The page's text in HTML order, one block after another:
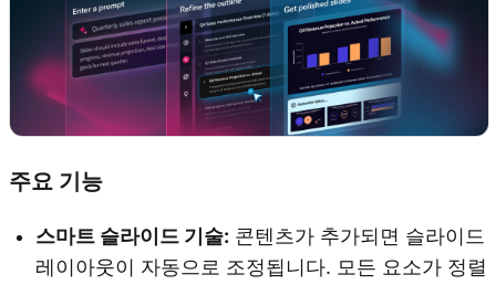
주요 기능
스마트 슬라이드 기술: 콘텐츠가 추가되면 슬라이드
레이아웃이 자동으로 조정됩니다. 모든 요소가 정렬